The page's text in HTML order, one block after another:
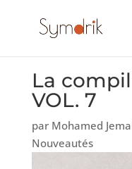
La
VOL. 7
par Mohamed
Nouveautés